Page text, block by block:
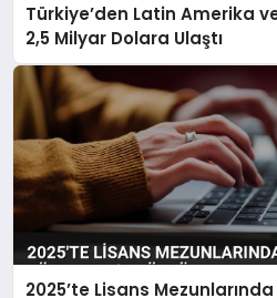
Türkiye’den Latin Amerika
2,5 Milyar Dolara Ulaştı
2025’te Lisans